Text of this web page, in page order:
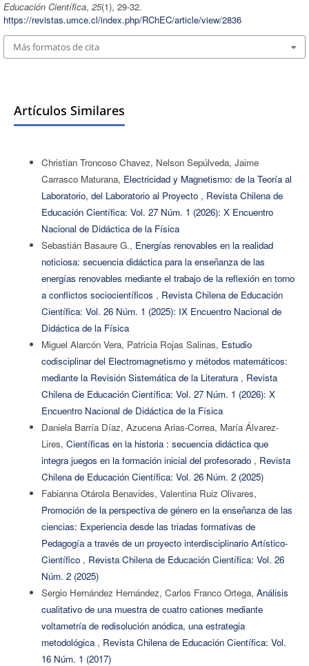
Educación Científica, 25(1), 29-32.
https://revistas.umce.cl/index.php/RChEC/article/view/2836
Más formatos de cita
Artículos Similares
Christian Troncoso Chavez, Nelson Sepúlveda, Jaime
Carrasco Maturana, Electricidad y Magnetismo: de la Teoría al
Laboratorio, del Laboratorio al Proyecto , Revista Chilena de
Educación Científica: Vol. 27 Núm. 1 (2026): X Encuentro
Nacional de Didáctica de la Física
Sebastián Basaure G., Energías renovables en la realidad
noticiosa: secuencia didáctica para la enseñanza de las
energías renovables mediante el trabajo de la reflexión en torno
a conflictos sociocientíficos , Revista Chilena de Educación
Científica: Vol. 26 Núm. 1 (2025): IX Encuentro Nacional de
Didáctica de la Física
Miguel Alarcón Vera, Patricia Rojas Salinas, Estudio
codisciplinar del Electromagnetismo y métodos matemáticos:
mediante la Revisión Sistemática de la Literatura , Revista
Chilena de Educación Científica: Vol. 27 Núm. 1 (2026): X
Encuentro Nacional de Didáctica de la Física
Daniela Barría Díaz, Azucena Arias-Correa, María Álvarez-
Lires, Científicas en la historia : secuencia didáctica que
integra juegos en la formación inicial del profesorado , Revista
Chilena de Educación Científica: Vol. 26 Núm. 2 (2025)
Fabianna Otárola Benavides, Valentina Ruiz Olivares,
Promoción de la perspectiva de género en la enseñanza de las
ciencias: Experiencia desde las triadas formativas de
Pedagogía a través de un proyecto interdisciplinario Artístico-
Científico , Revista Chilena de Educación Científica: Vol. 26
Núm. 2 (2025)
Sergio Hernández Hernández, Carlos Franco Ortega, Análisis
cualitativo de una muestra de cuatro cationes mediante
voltametría de redisolución anódica, una estrategia
metodológica , Revista Chilena de Educación Científica: Vol.
16 Núm. 1 (2017)